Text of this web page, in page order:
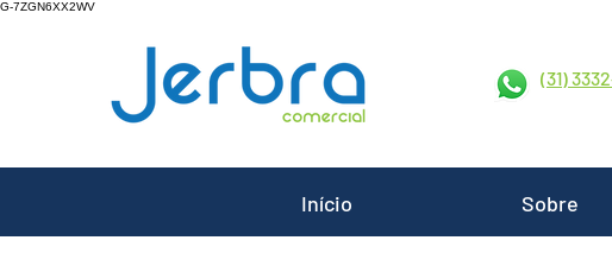
G-7ZGN6XX2WV
(31)
Início Sobre